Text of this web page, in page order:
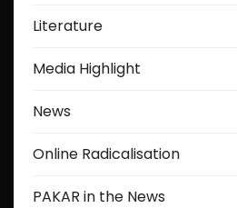
a
t
o
Literature
Media Highlight
News
Online Radicalisation
PAKAR in the News